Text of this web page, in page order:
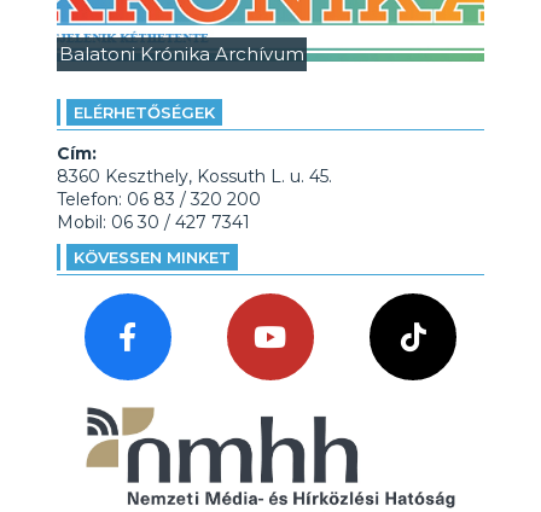
Balatoni Krónika Archívum
ELÉRHETŐSÉGEK
Cím:
8360 Keszthely, Kossuth L. u. 45.
Telefon: 06 83 / 320 200
Mobil: 06 30 / 427 7341
KÖVESSEN MINKET